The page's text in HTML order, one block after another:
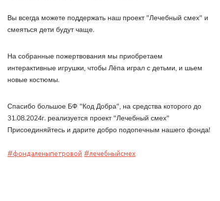
Вы всегда можете поддержать наш проект "Лечебный смех" и
смеяться дети будут чаще.
На собранные пожертвования мы приобретаем
интерактивные игрушки, чтобы Лёпа играл с детьми, и шьем
новые костюмы.
Спасибо большое БФ "Код Добра", на средства которого до
31.08.2024г. реализуется проект "Лечебный смех"
Присоединяйтесь и дарите добро подопечным нашего фонда!
#фондаленыпетровой #лечебныйсмех